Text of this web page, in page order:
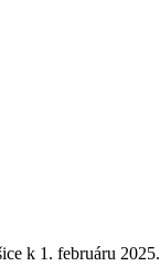
k 1. februáru 2025.